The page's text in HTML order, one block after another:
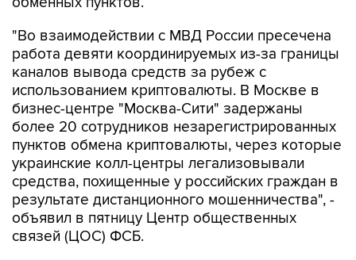
"Во взаимодействии с МВД России пресечена
работа девяти координируемых из-за границы
каналов вывода средств за рубеж с
использованием криптовалюты. В Москве в
бизнес-центре "Москва-Сити" задержаны
более 20 сотрудников незарегистрированных
пунктов обмена криптовалюты, через которые
украинские колл-центры легализовывали
средства, похищенные у российских граждан в
результате дистанционного мошенничества", -
объявил в пятницу Центр общественных
связей (ЦОС) ФСБ.